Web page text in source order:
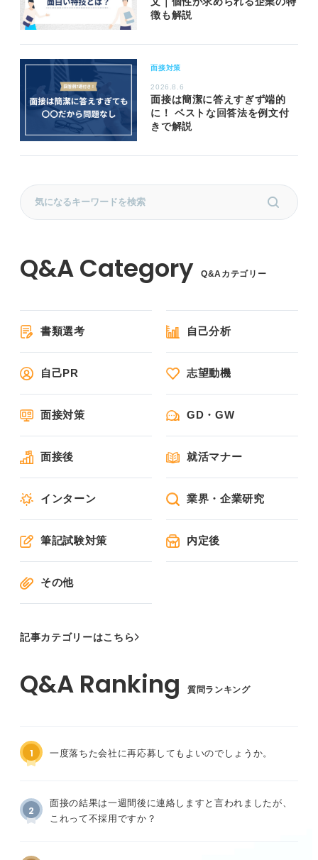
徴も解説
面接対策
2026.8.6
面接は簡潔に答えすぎず端的
に！ ベストな回答法を例文付
きで解説
Q&Aカテゴリー
書類選考 自己分析
自己PR 志望動機
面接対策 GD・GW
面接後 就活マナー
インターン 業界・企業研究
筆記試験対策 内定後
その他
記事カテゴリーはこちら
質問ランキング
1 一度落ちた会社に再応募してもよいのでしょうか。
2
面接の結果は一週間後に連絡しますと言われましたが、
これって不採用ですか？